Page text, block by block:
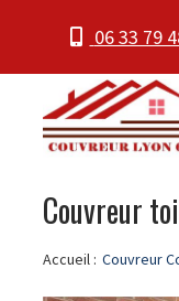
06 33 79
Couvreur
Accueil : Couvreur